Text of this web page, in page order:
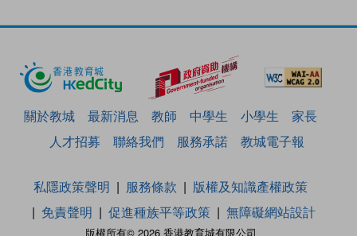
關於教城 最新消息 教師 中學生 小學生
家長
人才招募
聯絡我們 服務承諾 教城電子報
版權所有© 2026 香港教育城有限公司
私隱政策聲明 服務條款
版權及知識產權政策
免責聲明
促進種族平等政策 無障礙網站設計